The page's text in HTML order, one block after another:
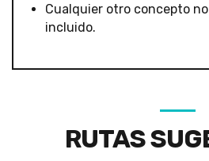
Cualquier otro concepto
incluido.
RUTAS